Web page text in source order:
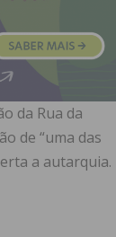
da Rua da
de “uma das
a autarquia.